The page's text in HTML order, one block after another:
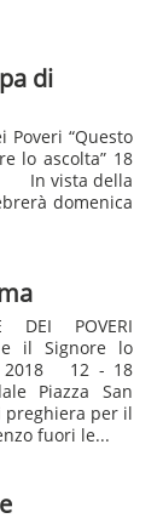
di
Poveri “Questo
lo ascolta” 18
vista della
domenica
DEI POVERI
il Signore lo
2018 12 - 18
Piazza San
per il
fuori le...